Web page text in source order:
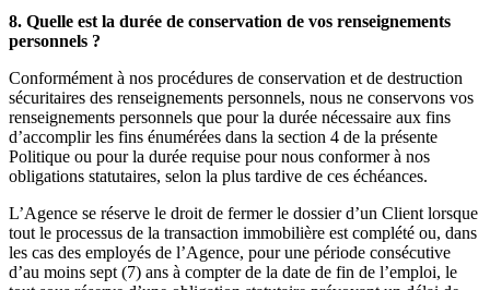
8. Quelle est la durée de conservation de vos renseignements
personnels ?
Conformément à nos procédures de conservation et de destruction
sécuritaires des renseignements personnels, nous ne conservons vos
renseignements personnels que pour la durée nécessaire aux fins
d’accomplir les fins énumérées dans la section 4 de la présente
Politique ou pour la durée requise pour nous conformer à nos
obligations statutaires, selon la plus tardive de ces échéances.
L’Agence se réserve le droit de fermer le dossier d’un Client lorsque
tout le processus de la transaction immobilière est complété ou, dans
les cas des employés de l’Agence, pour une période consécutive
d’au moins sept (7) ans à compter de la date de fin de l’emploi, le